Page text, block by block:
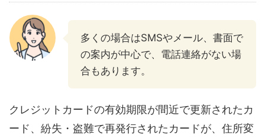
多くの場合はSMSやメール、書面で
の案内が中心で、電話連絡がない場
合もあります。
クレジットカードの有効期限が間近で更新されたカ
ード、紛失・盗難で再発行されたカードが、住所変